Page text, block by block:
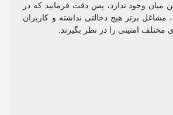
میان وجود ندارد، پس دقت فرمایید که در
برتر هیچ دخالتی نداشته و کاربران
مختلف امنیتی را در نظر بگیرند.